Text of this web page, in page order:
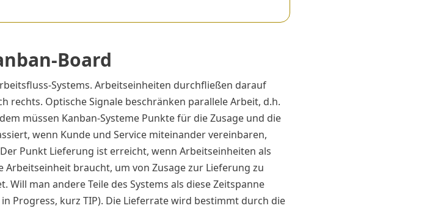
Board
Systems. Arbeitseinheiten durchfließen darauf
rechts. Optische Signale beschränken parallele Arbeit, d.h.
müssen Kanban-Systeme Punkte für die Zusage und die
wenn Kunde und Service miteinander vereinbaren,
Punkt Lieferung ist erreicht, wenn Arbeitseinheiten als
braucht, um von Zusage zur Lieferung zu
man andere Teile des Systems als diese Zeitspanne
Progress, kurz TIP). Die Lieferrate wird bestimmt durch die